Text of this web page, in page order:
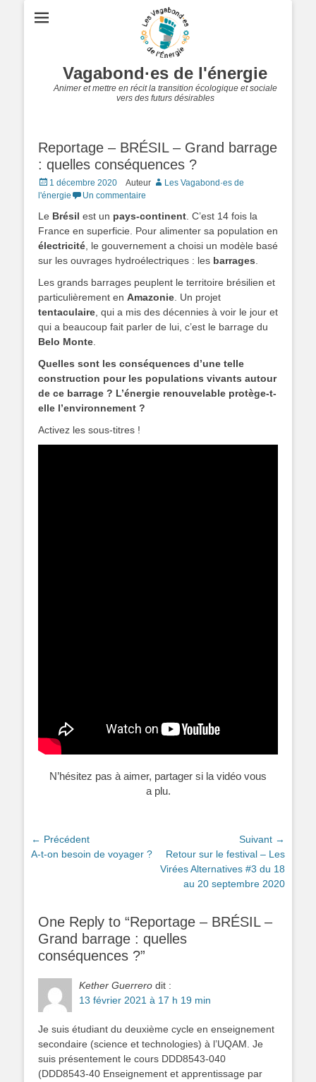
Vagabond·es de l'énergie
Animer et mettre en récit la transition écologique et sociale
vers des futurs désirables
Reportage – BRÉSIL – Grand barrage
: quelles conséquences ?
Posted
on
1 décembre 2020 Auteur
Les Vagabond·es de
l'énergie
Un commentaire
Le Brésil est un pays-continent. C’est 14 fois la
France en superficie. Pour alimenter sa population en
électricité, le gouvernement a choisi un modèle basé
sur les ouvrages hydroélectriques : les barrages.
Les grands barrages peuplent le territoire brésilien et
particulièrement en Amazonie. Un projet
tentaculaire, qui a mis des décennies à voir le jour et
qui a beaucoup fait parler de lui, c’est le barrage du
Belo Monte.
Quelles sont les conséquences d’une telle
construction pour les populations vivants autour
de ce barrage ? L’énergie renouvelable protège-t-
elle l’environnement ?
Activez les sous-titres !
N’hésitez pas à aimer, partager si la vidéo vous
a plu.
Navigation
de
← Précédent
Article
A-t-on besoin de voyager ?
Suivant →
Article
suivant :
Retour sur le festival – Les
Virées Alternatives #3 du 18
au 20 septembre 2020
One Reply to “Reportage – BRÉSIL –
Grand barrage : quelles
conséquences ?”
Kether Guerrero dit :
13 février 2021 à 17 h 19 min
Je suis étudiant du deuxième cycle en enseignement
secondaire (science et technologies) à l’UQAM. Je
suis présentement le cours DDD8543-040
(DDD8543-40 Enseignement et apprentissage par